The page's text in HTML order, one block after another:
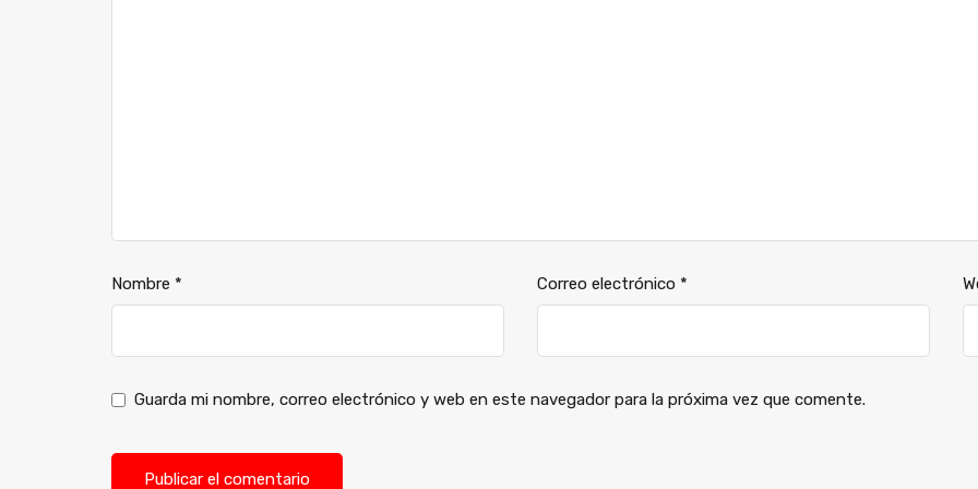
Nombre * Correo electrónico *
Guarda mi nombre, correo electrónico y web en este navegador para la próxima vez que comente.